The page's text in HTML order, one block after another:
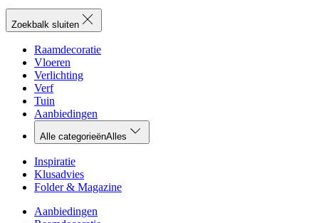
Zoekbalk sluiten
Raamdecoratie
Vloeren
Verlichting
Verf
Tuin
Aanbiedingen
Alle categorieënAlles
Inspiratie
Klusadvies
Folder & Magazine
Aanbiedingen